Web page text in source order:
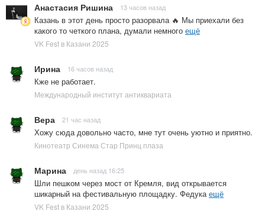
Анастасия Ришина 13 часов назад
Казань в этот день просто разорвала 🔥 Мы приехали без
какого то четкого плана, думали немного ещё
VK Fest в Казани 2025
Ирина 16 часов назад
Кже не работает.
Международный институт антиквариата
Вера 21 час назад
Хожу сюда довольно часто, мне тут очень уютно и приятно.
Кинотеатр Синема Стар Принц плаза
Марина день назад 16:25
Шли пешком через мост от Кремля, вид открывается
шикарный на фестивальную площадку. Федука ещё
VK Fest в Казани 2025